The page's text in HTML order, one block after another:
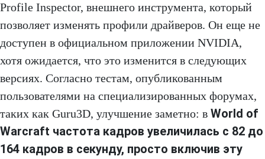
Profile Inspector, внешнего инструмента, который
позволяет изменять профили драйверов. Он еще не
доступен в официальном приложении NVIDIA,
хотя ожидается, что это изменится в следующих
версиях. Согласно тестам, опубликованным
пользователями на специализированных форумах,
таких как Guru3D, улучшение заметно: в World of
Warcraft частота кадров увеличилась с 82 до
164 кадров в секунду, просто включив эту